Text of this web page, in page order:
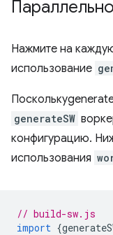
Нажмите на
использование
generateSW
конфигурацию.
использования
// build-sw.js
import {